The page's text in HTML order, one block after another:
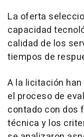
La oferta
capacidad
calidad de los
tiempos de
A la licitación
el proceso de
contado con dos
técnica y los